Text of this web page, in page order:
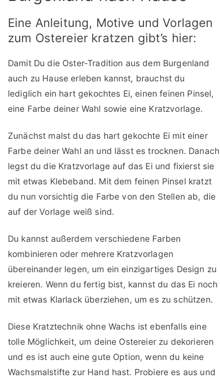
Eine Anleitung, Motive und Vorlagen
zum Ostereier kratzen gibt’s hier:
Damit Du die Oster-Tradition aus dem Burgenland
auch zu Hause erleben kannst, brauchst du
lediglich ein hart gekochtes Ei, einen feinen Pinsel,
eine Farbe deiner Wahl sowie eine Kratzvorlage.
Zunächst malst du das hart gekochte Ei mit einer
Farbe deiner Wahl an und lässt es trocknen. Danach
legst du die Kratzvorlage auf das Ei und fixierst sie
mit etwas Klebeband. Mit dem feinen Pinsel kratzt
du nun vorsichtig die Farbe von den Stellen ab, die
auf der Vorlage weiß sind.
Du kannst außerdem verschiedene Farben
kombinieren oder mehrere Kratzvorlagen
übereinander legen, um ein einzigartiges Design zu
kreieren. Wenn du fertig bist, kannst du das Ei noch
mit etwas Klarlack überziehen, um es zu schützen.
Diese Kratztechnik ohne Wachs ist ebenfalls eine
tolle Möglichkeit, um deine Ostereier zu dekorieren
und es ist auch eine gute Option, wenn du keine
Wachsmalstifte zur Hand hast. Probiere es aus und